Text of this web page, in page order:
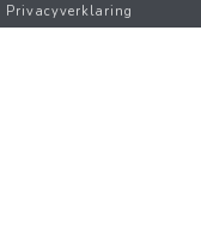
Privacyverklaring